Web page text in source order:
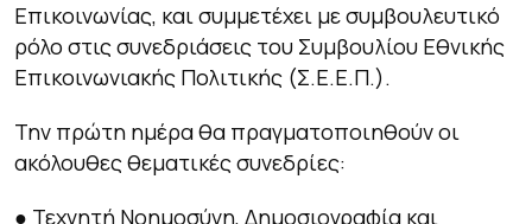
Επικοινωνίας, και συμμετέχει με συμβουλευτικό
ρόλο στις συνεδριάσεις του Συμβουλίου Εθνικής
Επικοινωνιακής Πολιτικής (Σ.Ε.Ε.Π.).
Την πρώτη ημέρα θα πραγματοποιηθούν οι
ακόλουθες θεματικές συνεδρίες:
● Τεχνητή Νοημοσύνη, Δημοσιογραφία και